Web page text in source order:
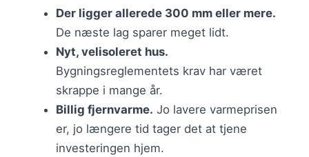
Der ligger allerede 300 mm eller mere.
De næste lag sparer meget lidt.
Nyt, velisoleret hus.
Bygningsreglementets krav har været
skrappe i mange år.
Billig fjernvarme. Jo lavere varmeprisen
er, jo længere tid tager det at tjene
investeringen hjem.